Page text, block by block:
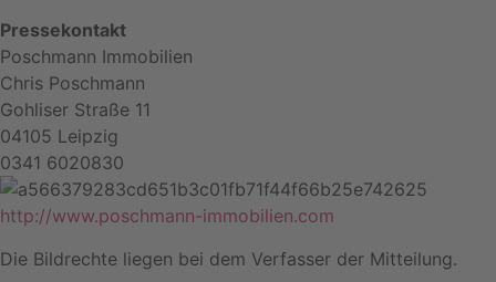
Pressekontakt
Poschmann Immobilien
Chris Poschmann
Gohliser Straße 11
04105 Leipzig
0341 6020830
http://www.poschmann-immobilien.com
Die Bildrechte liegen bei dem Verfasser der Mitteilung.